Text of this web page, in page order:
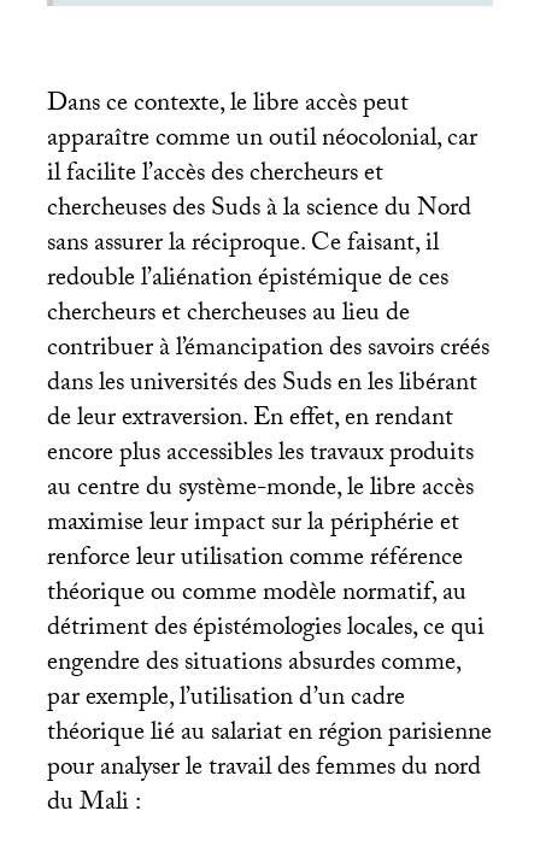
Dans ce contexte, le libre accès peut
apparaître comme un outil néocolonial, car
il facilite l’accès des chercheurs et
chercheuses des Suds à la science du Nord
sans assurer la réciproque. Ce faisant, il
redouble l’aliénation épistémique de ces
chercheurs et chercheuses au lieu de
contribuer à l’émancipation des savoirs créés
dans les universités des Suds en les libérant
de leur extraversion. En effet, en rendant
encore plus accessibles les travaux produits
au centre du système-monde, le libre accès
maximise leur impact sur la périphérie et
renforce leur utilisation comme référence
théorique ou comme modèle normatif, au
détriment des épistémologies locales, ce qui
engendre des situations absurdes comme,
par exemple, l’utilisation d’un cadre
théorique lié au salariat en région parisienne
pour analyser le travail des femmes du nord
du Mali :